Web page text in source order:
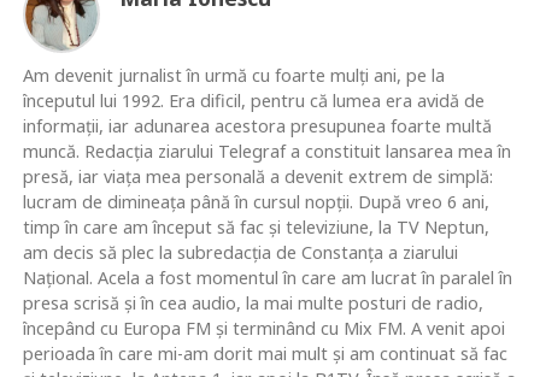
Am devenit jurnalist în urmă cu foarte mulţi ani, pe la
începutul lui 1992. Era dificil, pentru că lumea era avidă de
informaţii, iar adunarea acestora presupunea foarte multă
muncă. Redacţia ziarului Telegraf a constituit lansarea mea în
presă, iar viaţa mea personală a devenit extrem de simplă:
lucram de dimineaţa până în cursul nopţii. După vreo 6 ani,
timp în care am început să fac şi televiziune, la TV Neptun,
am decis să plec la subredacţia de Constanţa a ziarului
Naţional. Acela a fost momentul în care am lucrat în paralel în
presa scrisă şi în cea audio, la mai multe posturi de radio,
începând cu Europa FM şi terminând cu Mix FM. A venit apoi
perioada în care mi-am dorit mai mult şi am continuat să fac